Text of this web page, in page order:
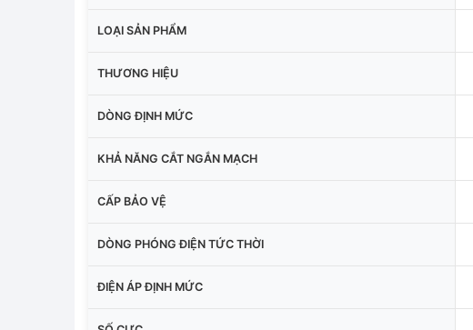
LOẠI SẢN PHẨM
THƯƠNG HIỆU
DÒNG ĐỊNH MỨC
KHẢ NĂNG CẮT NGẮN MẠCH
CẤP BẢO VỆ
DÒNG PHÓNG ĐIỆN TỨC THỜI
ĐIỆN ÁP ĐỊNH MỨC